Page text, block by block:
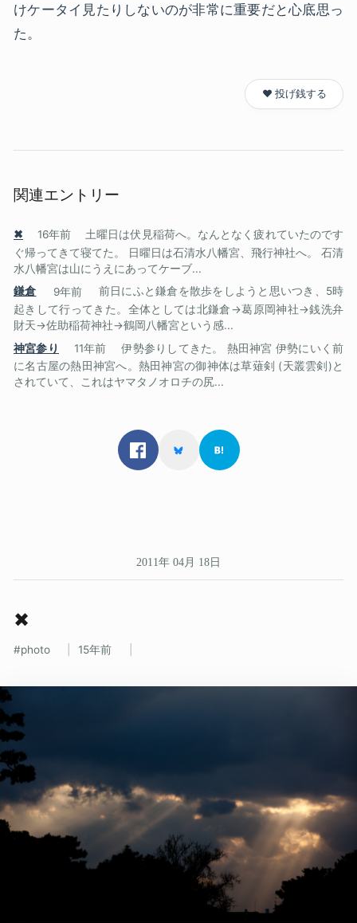
けケータイ見たりしないのが非常に重要だと心底思っ
た。
❤️ 投げ銭する
関連エントリー
✖ 16年前
土曜日は伏見稲荷へ。なんとなく疲れていたのです
ぐ帰ってきて寝てた。 日曜日は石清水八幡宮、飛行神社へ。 石清
水八幡宮は山にうえにあってケーブ...
鎌倉
9年前
前日にふと鎌倉を散歩をしようと思いつき、5時
起きして行ってきた。全体としては北鎌倉→葛原岡神社→銭洗弁
財天→佐助稲荷神社→鶴岡八幡宮という感...
神宮参り
11年前
伊勢参りしてきた。 熱田神宮 伊勢にいく前
に名古屋の熱田神宮へ。熱田神宮の御神体は草薙剣 (天叢雲剣)と
されていて、これはヤマタノオロチの尻...
2011年 04月 18日
✖
photo 15年前